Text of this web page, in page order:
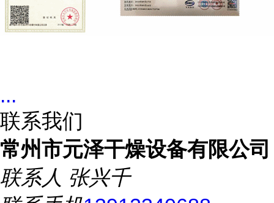
...
联系我们
常州市元泽干燥设备有限公司
联系人 张兴千